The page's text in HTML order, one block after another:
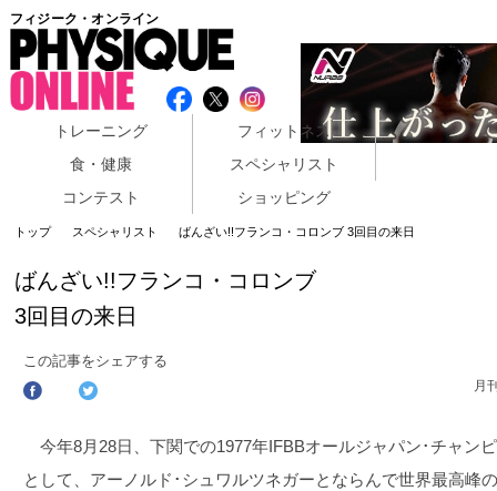
フィジーク・オンライン
トレーニング
フィットネス
食・健康
スペシャリスト
コンテスト
ショッピング
トップ スペシャリスト ばんざい!!フランコ・コロンブ 3回目の来日
ばんざい!!フランコ・コロンブ
3回目の来日
この記事をシェアする
月
今年8月28日、下関での1977年IFBBオールジャパン･チャン
として、アーノルド･シュワルツネガーとならんで世界最高峰